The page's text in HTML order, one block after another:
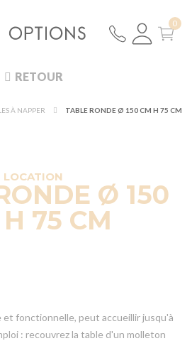
RETOUR
À NAPPER TABLE RONDE Ø 150 CM H 75 CM
LOCATION
Ø 150
75 CM
fonctionnelle, peut accueillir jusqu'à
: recouvrez la table d'un molleton